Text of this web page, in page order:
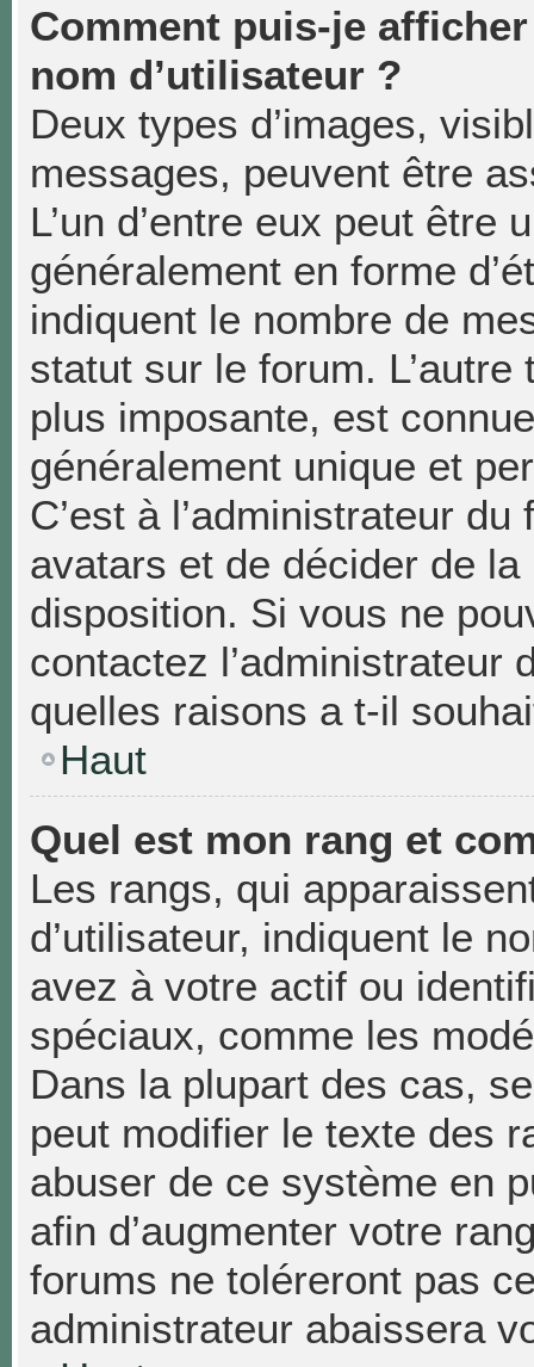
Comment puis-je
nom d’utilisateur ?
Deux types d’images,
messages, peuvent être
L’un d’entre eux peut
généralement en forme
indiquent le nombre de
statut sur le forum.
plus imposante, est
généralement unique et
C’est à l’administrateur
avatars et de décider de
disposition. Si vous ne
contactez l’administrateur
quelles raisons a t-il
Haut
Quel est mon rang et
Les rangs, qui
d’utilisateur, indiquent le
avez à votre actif ou
spéciaux, comme les
Dans la plupart des cas,
peut modifier le texte des
abuser de ce système en
afin d’augmenter votre
forums ne toléreront pas
administrateur abaissera